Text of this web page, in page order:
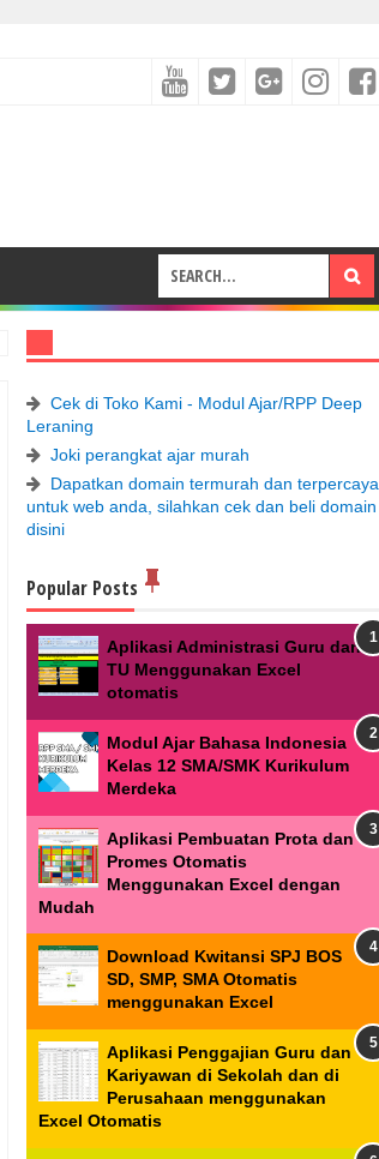
Cek di Toko Kami - Modul Ajar/RPP Deep
Leraning
Joki perangkat ajar murah
Dapatkan domain termurah dan terpercaya
untuk web anda, silahkan cek dan beli domain
disini
Popular Posts
Aplikasi Administrasi Guru dan
TU Menggunakan Excel
otomatis
Modul Ajar Bahasa Indonesia
Kelas 12 SMA/SMK Kurikulum
Merdeka
Aplikasi Pembuatan Prota dan
Promes Otomatis
Menggunakan Excel dengan
Mudah
Download Kwitansi SPJ BOS
SD, SMP, SMA Otomatis
menggunakan Excel
Aplikasi Penggajian Guru dan
Kariyawan di Sekolah dan di
Perusahaan menggunakan
Excel Otomatis